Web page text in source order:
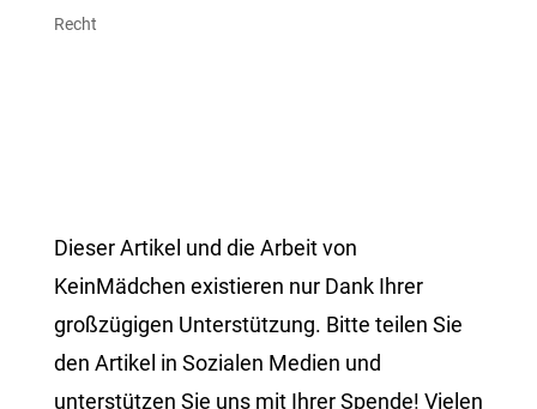
Recht
Dieser Artikel und die Arbeit von
KeinMädchen existieren nur Dank Ihrer
großzügigen Unterstützung. Bitte teilen Sie
den Artikel in Sozialen Medien und
unterstützen Sie uns mit Ihrer Spende! Vielen